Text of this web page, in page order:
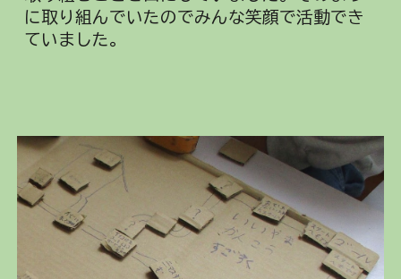
に取り組んでいたのでみんな笑顔で活動でき
ていました。